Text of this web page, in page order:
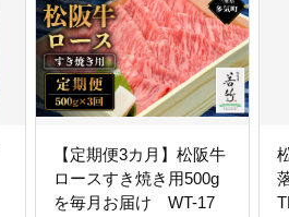
【定期便3カ月】松阪牛
ロースすき焼き用500g
を毎月お届け WT-17